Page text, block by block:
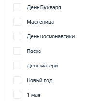
День Букваря
Масленица
День космонавтики
Пасха
День матери
Новый год
1 мая